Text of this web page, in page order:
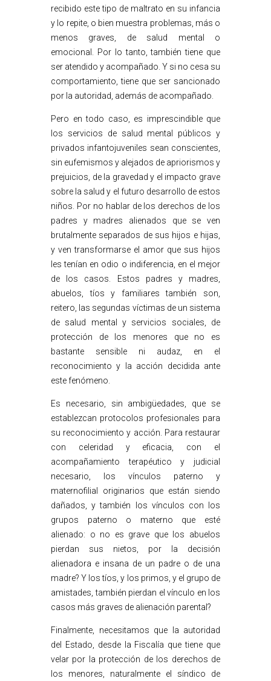
recibido este tipo de maltrato en su infancia
y lo repite, o bien muestra problemas, más o
menos graves, de salud mental o
emocional. Por lo tanto, también tiene que
ser atendido y acompañado. Y si no cesa su
comportamiento, tiene que ser sancionado
por la autoridad, además de acompañado.
Pero en todo caso, es imprescindible que
los servicios de salud mental públicos y
privados infantojuveniles sean conscientes,
sin eufemismos y alejados de apriorismos y
prejuicios, de la gravedad y el impacto grave
sobre la salud y el futuro desarrollo de estos
niños. Por no hablar de los derechos de los
padres y madres alienados que se ven
brutalmente separados de sus hijos e hijas,
y ven transformarse el amor que sus hijos
les tenían en odio o indiferencia, en el mejor
de los casos. Estos padres y madres,
abuelos, tíos y familiares también son,
reitero, las segundas víctimas de un sistema
de salud mental y servicios sociales, de
protección de los menores que no es
bastante sensible ni audaz, en el
reconocimiento y la acción decidida ante
este fenómeno.
Es necesario, sin ambigüedades, que se
establezcan protocolos profesionales para
su reconocimiento y acción. Para restaurar
con celeridad y eficacia, con el
acompañamiento terapéutico y judicial
necesario, los vínculos paterno y
maternofilial originarios que están siendo
dañados, y también los vínculos con los
grupos paterno o materno que esté
alienado: o no es grave que los abuelos
pierdan sus nietos, por la decisión
alienadora e insana de un padre o de una
madre? Y los tíos, y los primos, y el grupo de
amistades, también pierdan el vínculo en los
casos más graves de alienación parental?
Finalmente, necesitamos que la autoridad
del Estado, desde la Fiscalía que tiene que
velar por la protección de los derechos de
los menores, naturalmente el síndico de